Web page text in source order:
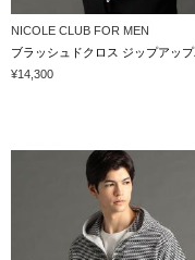
NICOLE CLUB FOR MEN
¥14,300